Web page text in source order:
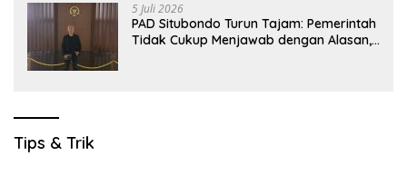
5 Juli 2026
PAD Situbondo Turun Tajam: Pemerintah
Tidak Cukup Menjawab dengan Alasan,
Tips & Trik